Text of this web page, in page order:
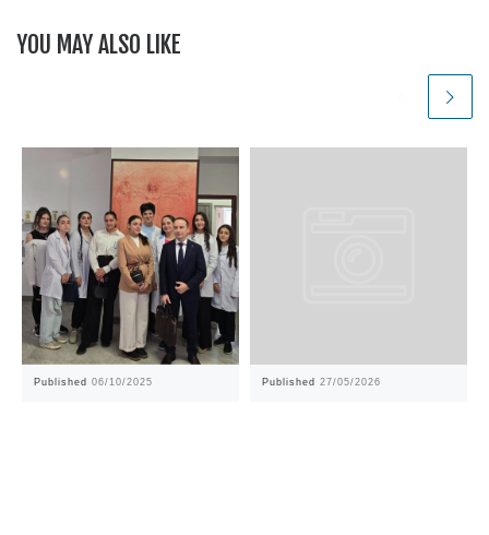
YOU MAY ALSO LIKE
Published 06/10/2025 Published 27/05/2026